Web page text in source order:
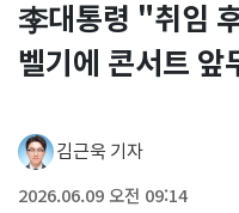
李대통령 "취임
벨기에 콘서트 앞
김근욱 기자
2026.06.09 오전 09:14